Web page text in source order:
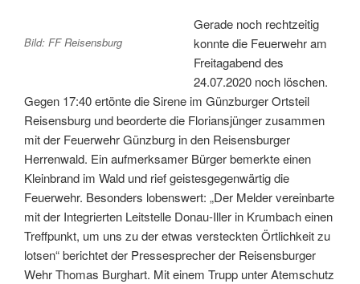
Bild: FF Reisensburg
Gerade noch rechtzeitig
konnte die Feuerwehr am
Freitagabend des
24.07.2020 noch löschen.
Gegen 17:40 ertönte die Sirene im Günzburger Ortsteil
Reisensburg und beorderte die Floriansjünger zusammen
mit der Feuerwehr Günzburg in den Reisensburger
Herrenwald. Ein aufmerksamer Bürger bemerkte einen
Kleinbrand im Wald und rief geistesgegenwärtig die
Feuerwehr. Besonders lobenswert: „Der Melder vereinbarte
mit der Integrierten Leitstelle Donau-Iller in Krumbach einen
Treffpunkt, um uns zu der etwas versteckten Örtlichkeit zu
lotsen“ berichtet der Pressesprecher der Reisensburger
Wehr Thomas Burghart. Mit einem Trupp unter Atemschutz